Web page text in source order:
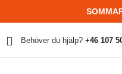
Behöver du hjälp? +46 107